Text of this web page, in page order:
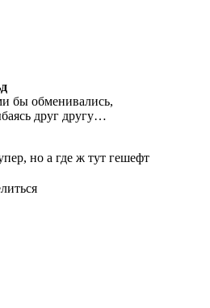
бы обменивались,
друг другу…
но а где ж тут гешефт